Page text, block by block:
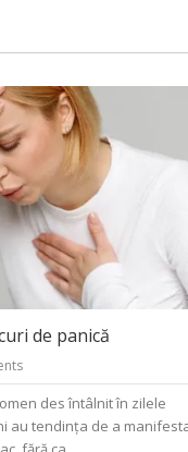
de panică
des întâlnit în zilele
au tendința de a